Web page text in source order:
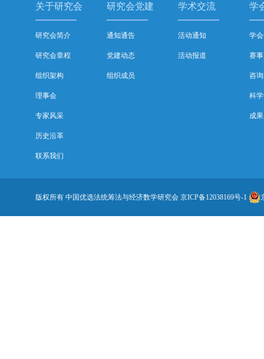
关于研究会
研究会简介
研究会章程
组织架构
理事会
专家风采
历史沿革
联系我们
研究会党建
通知通告
党建动态
组织成员
学术交流
活动通知
活动报道
学
学
赛
咨
科
成
版权所有 中国优选法统筹法与经济数学研究会 京ICP备12038169号-1